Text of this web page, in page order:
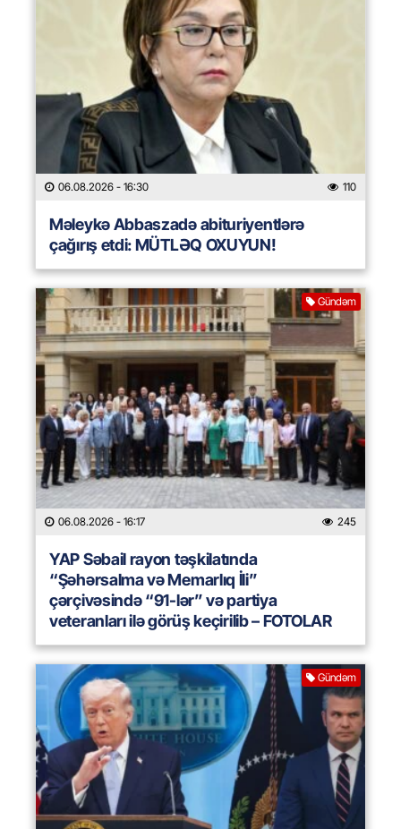
06.08.2026 - 16:30 110
Məleykə Abbaszadə abituriyentlərə
çağırış etdi: MÜTLƏQ OXUYUN!
Gündəm
06.08.2026 - 16:17 245
YAP Səbail rayon təşkilatında
“Şəhərsalma və Memarlıq İli”
çərçivəsində “91-lər” və partiya
veteranları ilə görüş keçirilib – FOTOLAR
Gündəm